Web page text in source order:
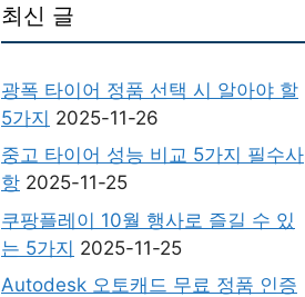
최신 글
광폭 타이어 정품 선택 시 알아야 할
5가지 2025-11-26
중고 타이어 성능 비교 5가지 필수사
항 2025-11-25
쿠팡플레이 10월 행사로 즐길 수 있
는 5가지 2025-11-25
Autodesk 오토캐드 무료 정품 인증